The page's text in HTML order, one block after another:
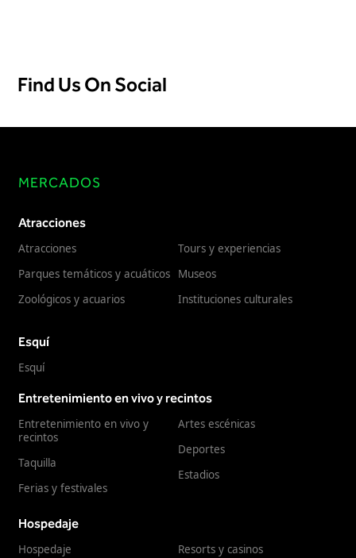
Find Us On Social
MERCADOS
Atracciones
Atracciones
Parques temáticos y acuáticos
Zoológicos y acuarios
Tours y experiencias
Museos
Instituciones culturales
Esquí
Esquí
Entretenimiento en vivo y recintos
Entretenimiento en vivo y
recintos
Taquilla
Ferias y festivales
Artes escénicas
Deportes
Estadios
Hospedaje
Hospedaje
Resorts y casinos